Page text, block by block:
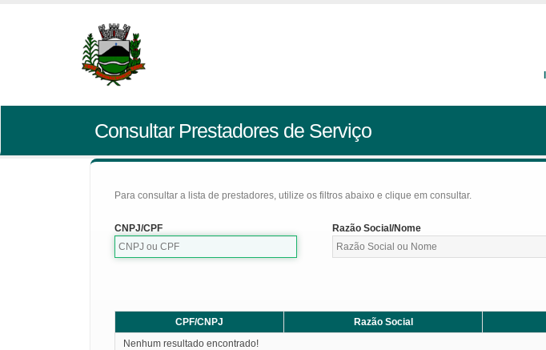
Consultar Prestadores de Serviço
Para consultar a lista de prestadores, utilize os filtros abaixo e clique em consultar.
CNPJ/CPF Razão Social/Nome
CPF/CNPJ Razão Social
Nenhum resultado encontrado!